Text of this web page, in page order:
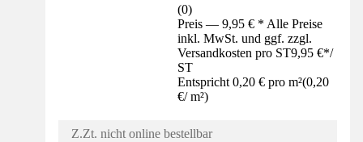
(0)
Preis — 9,95 € * Alle Preise
inkl. MwSt. und ggf. zzgl.
Versandkosten pro ST9,95 €*/
ST
Entspricht 0,20 € pro m²(0,20
€/ m²)
Z.Zt. nicht online bestellbar